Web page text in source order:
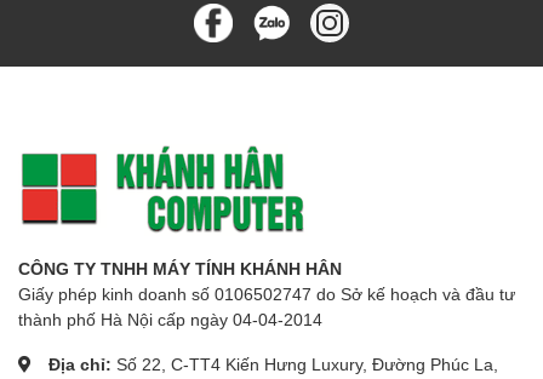
CÔNG TY TNHH MÁY TÍNH KHÁNH HÂN
Giấy phép kinh doanh số 0106502747 do Sở kế hoạch và đầu tư
thành phố Hà Nội cấp ngày 04-04-2014
Địa chỉ: Số 22, C-TT4 Kiến Hưng Luxury, Đường Phúc La,